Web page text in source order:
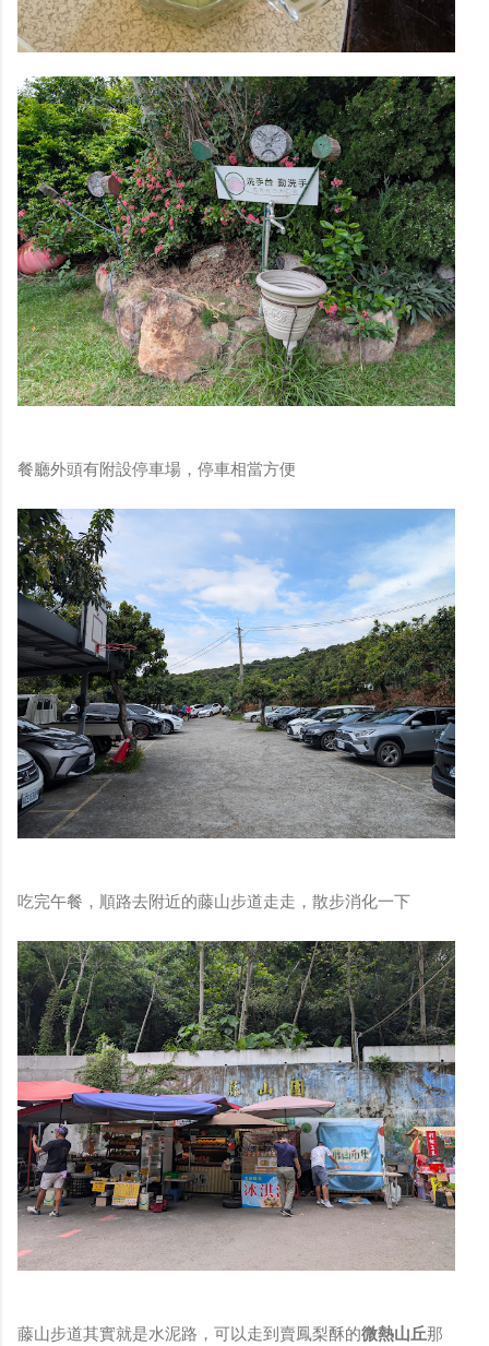
餐廳外頭有附設停車場，停車相當方便
吃完午餐，順路去附近的藤山步道走走，散步消化一下
藤山步道其實就是水泥路，可以走到賣鳳梨酥的微熱山丘那